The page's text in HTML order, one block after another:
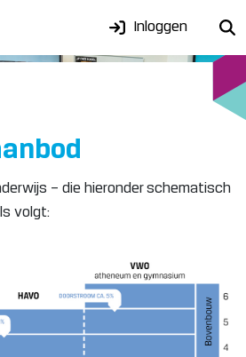
Inloggen
– die hieronder schematisch
volgt: